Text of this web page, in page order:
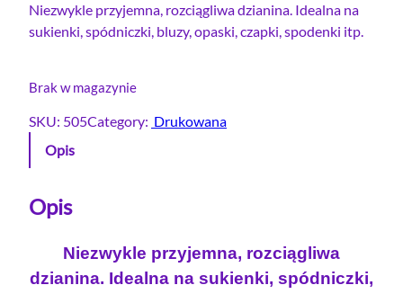
Niezwykle przyjemna, rozciągliwa dzianina. Idealna na
sukienki, spódniczki, bluzy, opaski, czapki, spodenki itp.
Brak w magazynie
SKU: 505Category: Drukowana
Opis
Opis
Niezwykle przyjemna, rozciągliwa
dzianina. Idealna na sukienki, spódniczki,